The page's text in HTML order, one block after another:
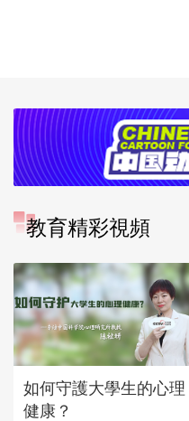
教育精彩視頻
如何守護大學生的心理
健康？